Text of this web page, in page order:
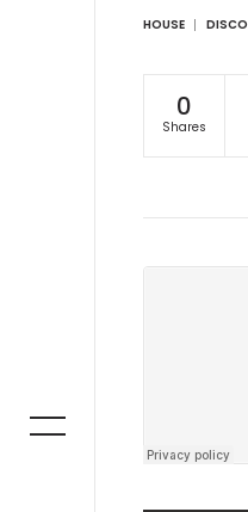
HOUSE DISCO
0
Shares